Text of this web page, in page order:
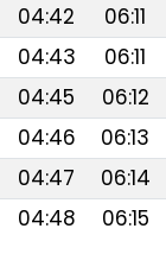
04:42 06:11
04:43 06:11
04:45 06:12
04:46 06:13
04:47 06:14
04:48 06:15